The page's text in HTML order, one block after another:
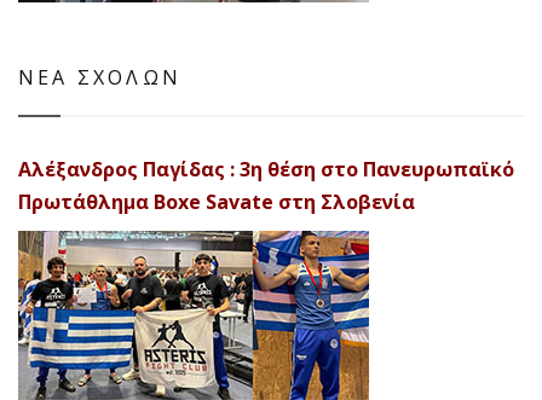
ΝΕΑ ΣΧΟΛΩΝ
Αλέξανδρος Παγίδας : 3η θέση στο Πανευρωπαϊκό
Πρωτάθλημα Boxe Savate στη Σλοβενία